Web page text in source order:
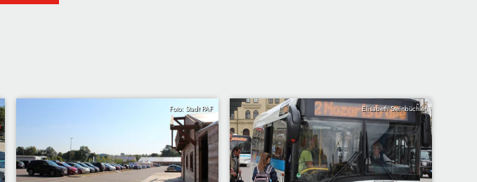
Foto: Stadt PAF Elisabeth Steinbüchler